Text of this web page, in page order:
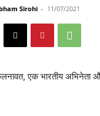
Sirohi - 11/07/2021
एक भारतीय अभिनेता